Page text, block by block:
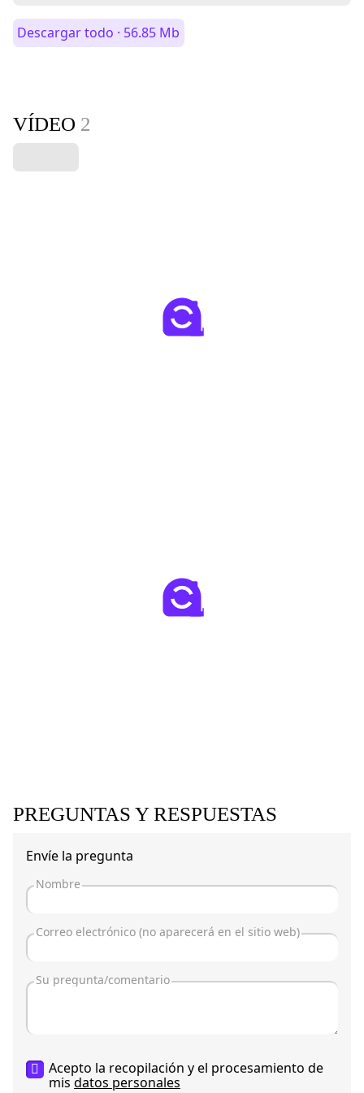
Descargar todo · 56.85 Mb
VÍDEO 2
PREGUNTAS Y RESPUESTAS
Envíe la pregunta
Acepto la recopilación y el procesamiento de
mis datos personales